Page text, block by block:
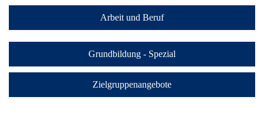
Arbeit und Beruf
Grundbildung - Spezial
Zielgruppenangebote